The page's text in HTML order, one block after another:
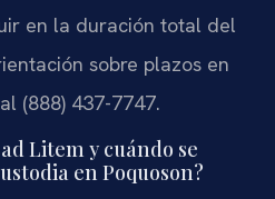
en la duración total del
sobre plazos en
(888) 437-7747.
Litem y cuándo se
en Poquoson?